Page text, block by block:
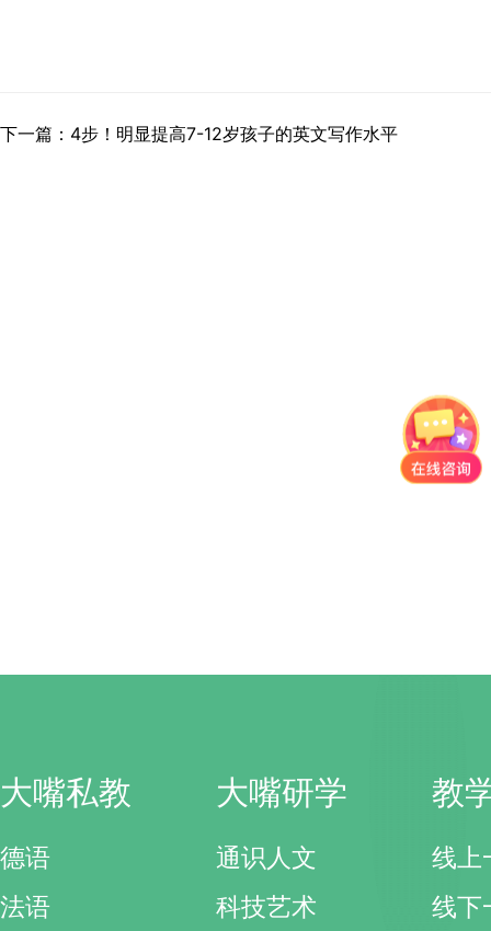
下一篇：4步！明显提高7-12岁孩子的英文写作水平
大嘴私教
德语
法语
大嘴研学
通识人文
科技艺术
教
线上
线下